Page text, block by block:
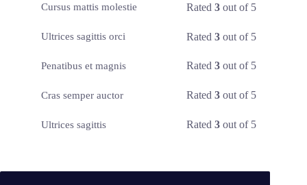
Cursus mattis molestie Rated3 out of 5
Ultrices sagittis orci Rated3 out of 5
Penatibus et magnis Rated3 out of 5
Cras semper auctor Rated3 out of 5
Ultrices sagittis Rated3 out of 5